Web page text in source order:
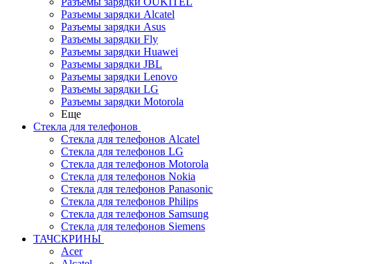
Разъемы зарядки Alcatel
Разъемы зарядки Asus
Разъемы зарядки Fly
Разъемы зарядки Huawei
Разъемы зарядки JBL
Разъемы зарядки Lenovo
Разъемы зарядки LG
Разъемы зарядки Motorola
Еще
Стекла для телефонов
Стекла для телефонов Alcatel
Стекла для телефонов LG
Стекла для телефонов Motorola
Стекла для телефонов Nokia
Стекла для телефонов Panasonic
Стекла для телефонов Philips
Стекла для телефонов Samsung
Стекла для телефонов Siemens
ТАЧСКРИНЫ
Acer